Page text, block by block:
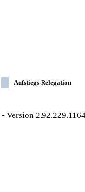
Aufstiegs-Relegation
-Version